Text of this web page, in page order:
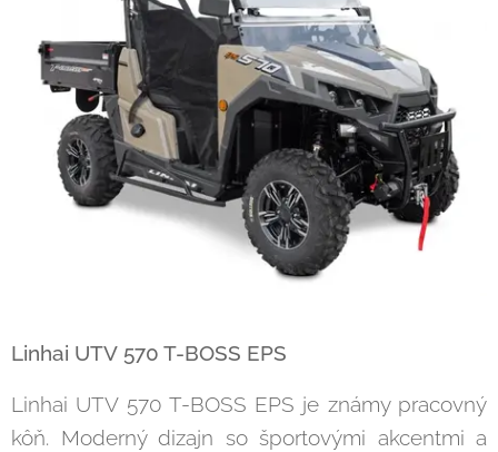
Linhai UTV 570 T-BOSS EPS
Linhai UTV 570 T-BOSS EPS je známy pracovný
kôň. Moderný dizajn so športovými akcentmi a